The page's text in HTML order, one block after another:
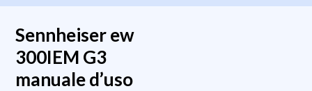
Sennheiser ew
300IEM G3
manuale d’uso